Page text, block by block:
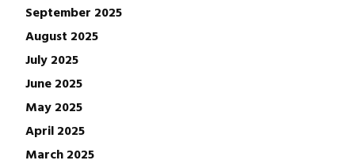
September 2025
August 2025
July 2025
June 2025
May 2025
April 2025
March 2025